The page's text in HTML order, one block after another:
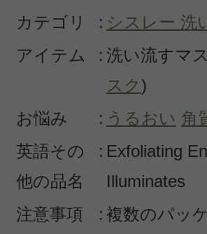
すべての1件のク
このコスメのレビ
クチコ
カテゴリ
: シスレー 洗
アイテム
: 洗い流すマ
スク)
お悩み
: うるおい 角
英語その
他の品名
: Exfoliating
Illuminates
注意事項
: 複数のパッ